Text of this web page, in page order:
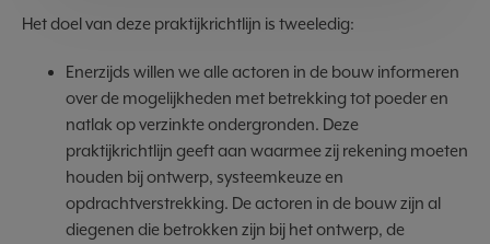
Het doel van deze praktijkrichtlijn is tweeledig:
Enerzijds willen we alle actoren in de bouw informeren
over de mogelijkheden met betrekking tot poeder en
natlak op verzinkte ondergronden. Deze
praktijkrichtlijn geeft aan waarmee zij rekening moeten
houden bij ontwerp, systeemkeuze en
opdrachtverstrekking. De actoren in de bouw zijn al
diegenen die betrokken zijn bij het ontwerp, de